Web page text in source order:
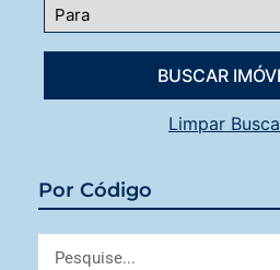
Limpar Busca
Por Código